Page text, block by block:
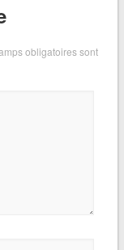
obligatoires sont